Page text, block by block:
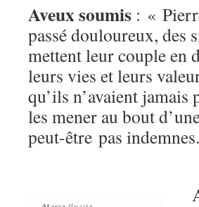
Aveux soumis : «
passé douloureux, des
mettent leur couple en
leurs vies et leurs
qu’ils n’avaient
les mener au bout
peut-être pas